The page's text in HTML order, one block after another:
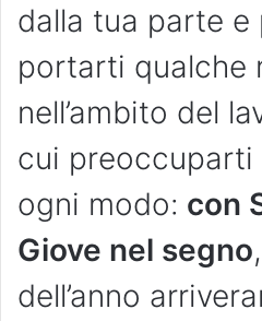
dalla tua parte e
portarti qualche
nell’ambito del
cui preoccuparti
ogni modo: con
Giove nel segno
dell’anno